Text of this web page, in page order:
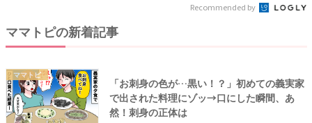
Recommended by
ママトピの新着記事
ママトピ
「お刺身の色が…黒い！？」初めての義実家
で出された料理にゾッ→口にした瞬間、あ
然！刺身の正体は